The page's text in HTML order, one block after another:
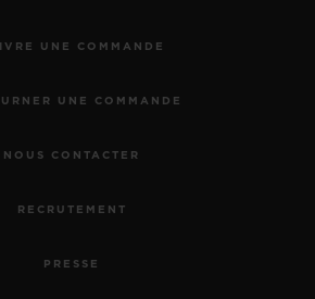
UNE COMMANDE
UNE COMMANDE
NOUS CONTACTER
RECRUTEMENT
PRESSE